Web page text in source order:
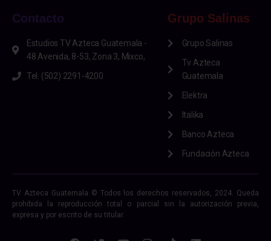
Contacto
Estudios TV Azteca Guatemala -
48 Avenida, 8-53, Zona 3, Mixco,
Tel. (502) 2291-4200
Grupo Salinas
Grupo Salinas
Tv Azteca
Guatemala
Elektra
Italika
Banco Azteca
Fundación Azteca
TV Azteca Guatemala © Todos los derechos reservados, 2024. Queda
prohibida la reproducción total o parcial sin la autorización previa,
expresa y por escrito de su titular.